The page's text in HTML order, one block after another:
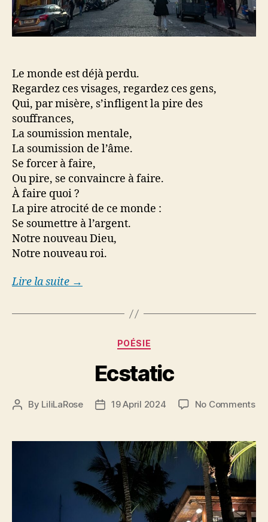
Le monde est déjà perdu.
Regardez ces visages, regardez ces gens,
Qui, par misère, s’infligent la pire des
souffrances,
La soumission mentale,
La soumission de l’âme.
Se forcer à faire,
Ou pire, se convaincre à faire.
À faire quoi ?
La pire atrocité de ce monde :
Se soumettre à l’argent.
Notre nouveau Dieu,
Notre nouveau roi.
Lire la suite →
Categories
POÉSIE
Ecstatic
Post
By LiliLaRose
Post19 April 2024 No Commentson